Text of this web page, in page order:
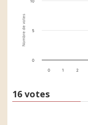
Nombre de votes
0 1 2
0
5
10
16 votes